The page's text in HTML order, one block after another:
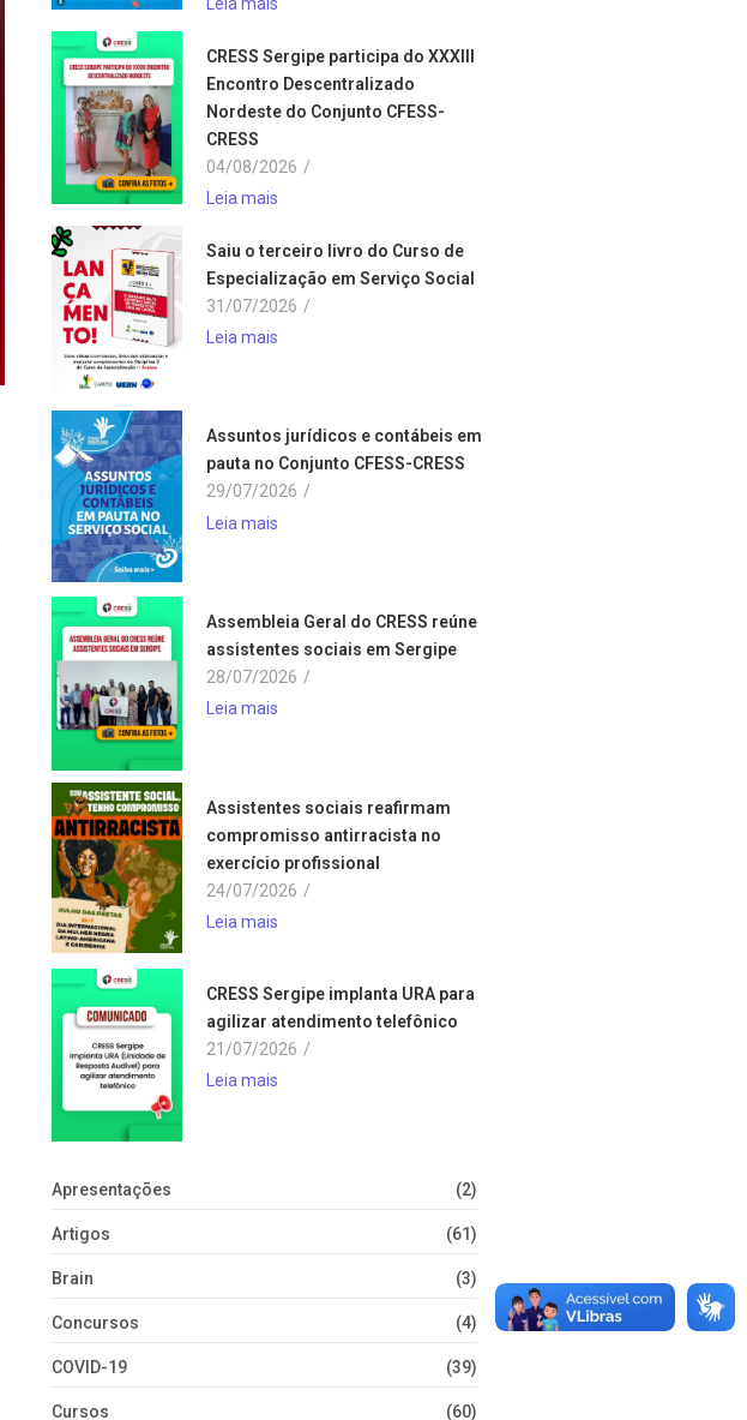
CRESS Sergipe participa do XXXIII
Encontro Descentralizado
Nordeste do Conjunto CFESS-
CRESS
04/08/2026 /
Leia mais
Saiu o terceiro livro do Curso de
Especialização em Serviço Social
31/07/2026 /
Leia mais
Assuntos jurídicos e contábeis em
pauta no Conjunto CFESS-CRESS
29/07/2026 /
Leia mais
Assembleia Geral do CRESS reúne
assistentes sociais em Sergipe
28/07/2026 /
Leia mais
Assistentes sociais reafirmam
compromisso antirracista no
exercício profissional
24/07/2026 /
Leia mais
CRESS Sergipe implanta URA para
agilizar atendimento telefônico
21/07/2026 /
Leia mais
Apresentações (2)
Artigos (61)
Brain (3)
Concursos (4)
COVID-19 (39)
Cursos (60)